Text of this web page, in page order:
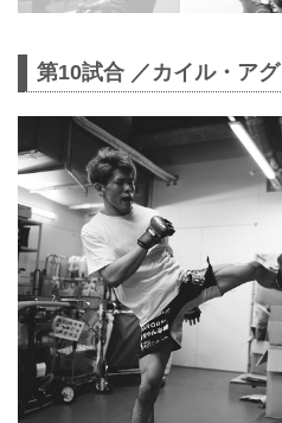
第10試合 ／カイル・ア